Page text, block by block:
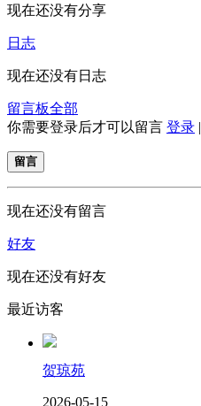
现在还没有分享
日志
现在还没有日志
留言板全部
你需要登录后才可以留言 登录 |
留言
现在还没有留言
好友
现在还没有好友
最近访客
贺琼苑
2026-05-15